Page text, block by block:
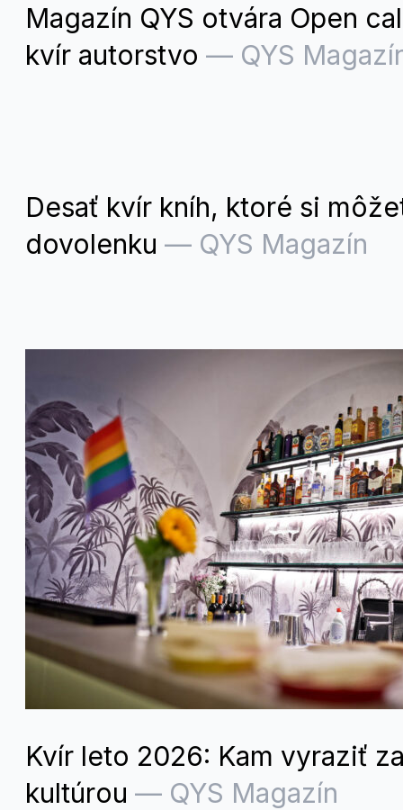
Magazín QYS otvára Open
kvír autorstvo — QYS
Desať kvír kníh, ktoré si
dovolenku — QYS Magazín
Kvír leto 2026: Kam vyraziť
kultúrou — QYS Magazín